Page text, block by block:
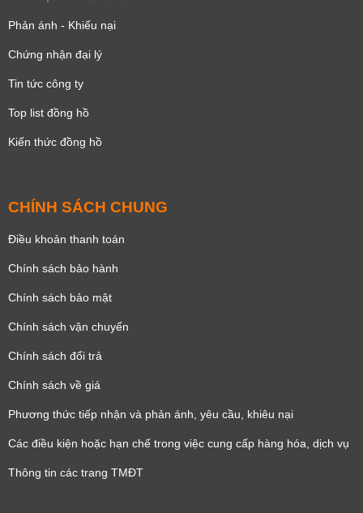
Phản ánh - Khiếu nại
Chứng nhận đại lý
Tin tức công ty
Top list đồng hồ
Kiến thức đồng hồ
CHÍNH SÁCH CHUNG
Điều khoản thanh toán
Chính sách bảo hành
Chính sách bảo mật
Chính sách vận chuyển
Chính sách đổi trả
Chính sách về giá
Phương thức tiếp nhận và phản ánh, yêu cầu, khiêu nại
Các điều kiện hoặc hạn chế trong việc cung cấp hàng hóa, dịch vụ
Thông tin các trang TMĐT